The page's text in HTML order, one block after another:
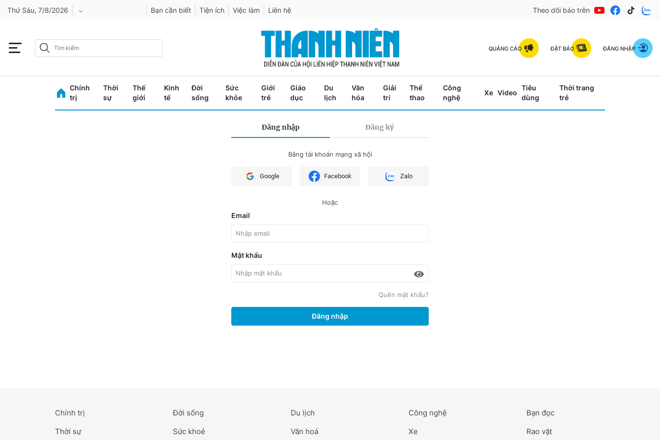
Thứ Sáu, 7/8/2026
Bình Phước
Đắk Lắk
Bạn cần biết Tiện ích Việc làm Liên hệ Theo dõi báo trên
QUẢNG CÁO ĐẶT BÁO ĐĂNG NHẬP
Chính
trị
Thời
sự
Thế
giới
Kinh
tế
Đời
sống
Sức
khỏe
Giới
trẻ
Giáo
dục
Du
lịch
Văn
hóa
Giải
trí
Thể
thao
Công
nghệ
Xe Video
Tiêu
dùng
Thời trang
trẻ
Đăng nhập Đăng ký
Bằng tài khoản mạng xã hội
Google Facebook Zalo
Hoặc
Email
Mật khẩu
Quên mật khẩu?
Đăng nhập
Chính trị
Thời sự
Đời sống
Sức khoẻ
Du lịch
Văn hoá
Công nghệ
Xe
Bạn đọc
Rao vặt